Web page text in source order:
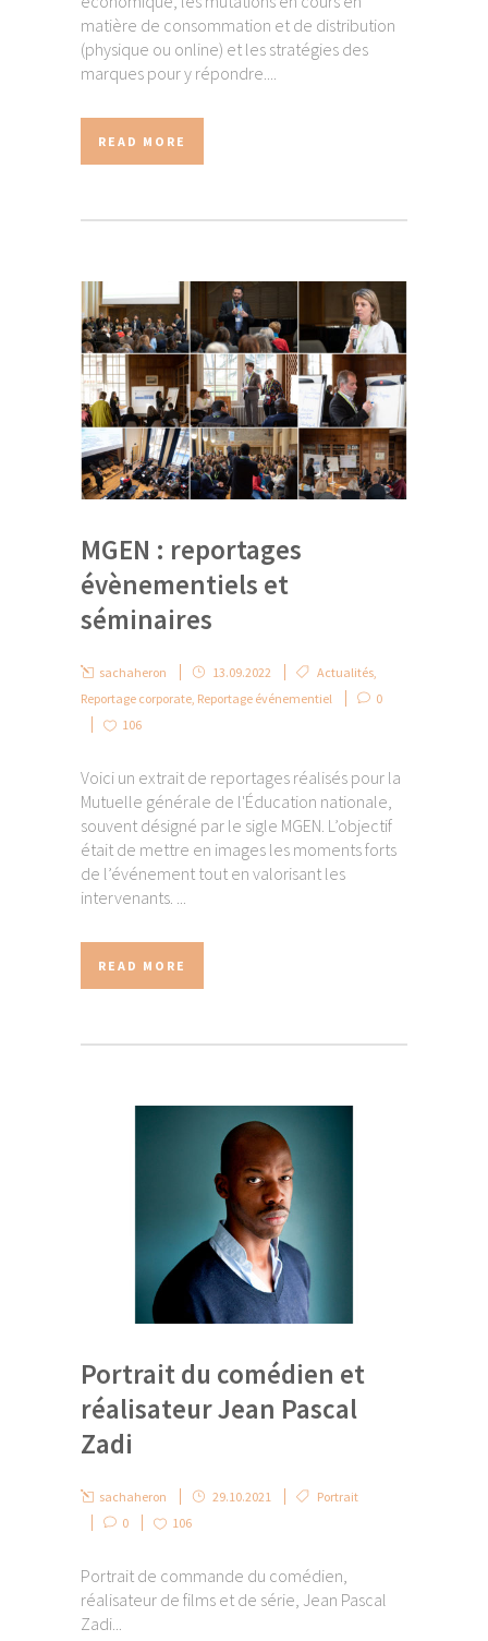
matière de consommation et de distribution
(physique ou online) et les stratégies des
marques pour y répondre....
READ MORE
MGEN : reportages
évènementiels et
séminaires
sachaheron 13.09.2022 Actualités,
Reportage corporate, Reportage événementiel
0
106
Voici un extrait de reportages réalisés pour la
Mutuelle générale de l'Éducation nationale,
souvent désigné par le sigle MGEN. L’objectif
était de mettre en images les moments forts
de l’événement tout en valorisant les
intervenants. ...
READ MORE
Portrait du comédien et
réalisateur Jean Pascal
Zadi
sachaheron 29.10.2021
Portrait
0
106
Portrait de commande du comédien,
réalisateur de films et de série, Jean Pascal
Zadi...